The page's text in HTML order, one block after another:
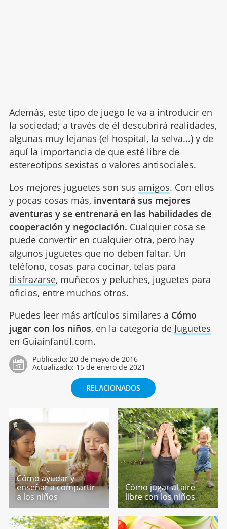
Además, este tipo de juego le va a introducir en
la sociedad; a través de él descubrirá realidades,
algunas muy lejanas (el hospital, la selva...) y de
aquí la importancia de que esté libre de
estereotipos sexistas o valores antisociales.
Los mejores juguetes son sus amigos. Con ellos
y pocas cosas más, inventará sus mejores
aventuras y se entrenará en las habilidades de
cooperación y negociación. Cualquier cosa se
puede convertir en cualquier otra, pero hay
algunos juguetes que no deben faltar. Un
teléfono, cosas para cocinar, telas para
disfrazarse, muñecos y peluches, juguetes para
oficios, entre muchos otros.
Puedes leer más artículos similares a Cómo
jugar con los niños, en la categoría de Juguetes
en Guiainfantil.com.
Publicado: 20 de mayo de 2016
Actualizado: 15 de enero de 2021
RELACIONADOS
Cómo ayudar y
enseñar a compartir
a los niños
Cómo jugar al aire
libre con los niños